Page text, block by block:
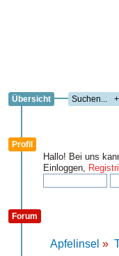
Übersicht +
Profil
Hallo! Bei uns
Einloggen,
Forum
Apfelinsel »